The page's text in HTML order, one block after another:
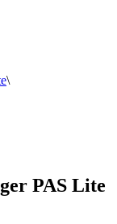
\
PAS Lite